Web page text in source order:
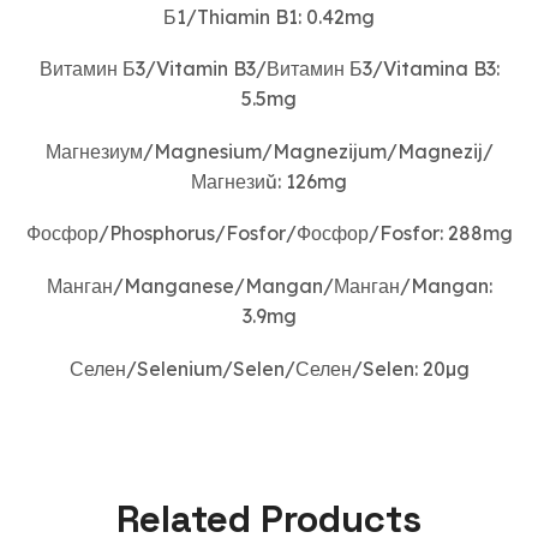
Б1/Thiamin B1: 0.42mg
Витамин Б3/Vitamin B3/Витамин Б3/Vitamina B3:
5.5mg
Магнезиум/Magnesium/Magnezijum/Magnezij/
Магнезиŭ: 126mg
Фосфор/Phosphorus/Fosfor/Фосфор/Fosfor: 288mg
Манган/Manganese/Mangan/Манган/Mangan:
3.9mg
Селен/Selenium/Selen/Селен/Selen: 20µg
Related Products